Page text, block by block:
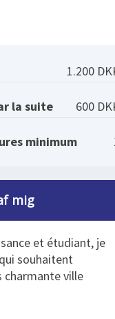
1.200
la suite 600
minimum
mig
et étudiant, je
souhaitent
charmante ville